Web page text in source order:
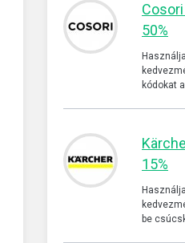
50%
kódokat
15%
be